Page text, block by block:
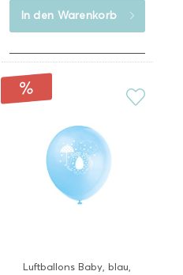
In den Warenkorb
Luftballons Baby, blau,